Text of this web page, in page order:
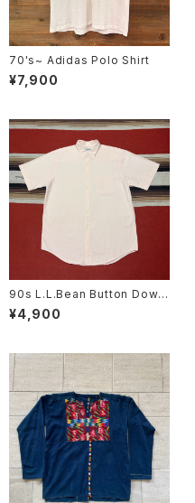
70's~ Adidas Polo Shirt
¥7,900
90s L.L.Bean Button Down
Short Sleeve Stripe Shirt s
ize M
¥4,900